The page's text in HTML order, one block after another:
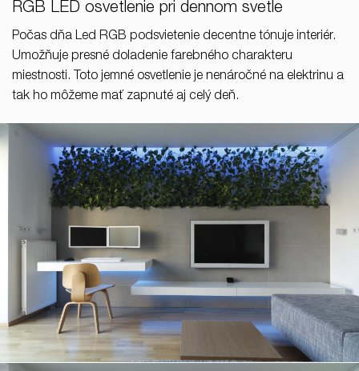
RGB LED osvetlenie pri dennom svetle
Počas dňa Led RGB podsvietenie decentne tónuje interiér.
Umožňuje presné doladenie farebného charakteru
miestnosti. Toto jemné osvetlenie je nenáročné na elektrinu a
tak ho môžeme mať zapnuté aj celý deň.